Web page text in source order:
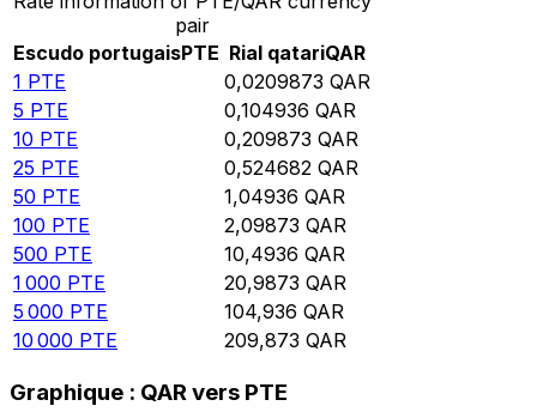
pair
Escudo portugaisPTE Rial qatariQAR
1 PTE 0,0209873 QAR
5 PTE 0,104936 QAR
10 PTE 0,209873 QAR
25 PTE 0,524682 QAR
50 PTE 1,04936 QAR
100 PTE 2,09873 QAR
500 PTE 10,4936 QAR
1 000 PTE 20,9873 QAR
5 000 PTE 104,936 QAR
10 000 PTE 209,873 QAR
Graphique : QAR vers PTE